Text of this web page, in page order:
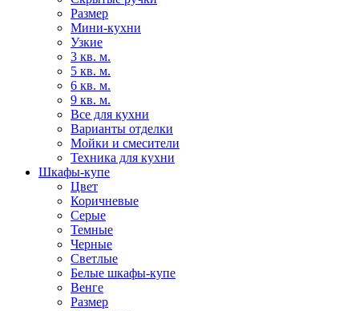
Размер
Мини-кухни
Узкие
3 кв. м.
5 кв. м.
6 кв. м.
9 кв. м.
Все для кухни
Варианты отделки
Мойки и смесители
Техника для кухни
Шкафы-купе
Цвет
Коричневые
Серые
Темные
Черные
Светлые
Белые шкафы-купе
Венге
Размер